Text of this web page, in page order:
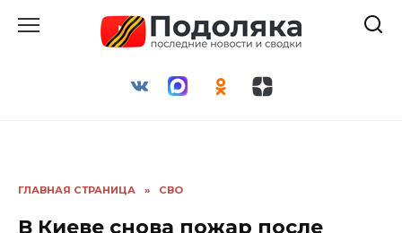
ГЛАВНАЯ СТРАНИЦА » СВО
В Киеве снова пожар после